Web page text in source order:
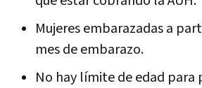
Mujeres embarazadas a
mes de embarazo.
No hay límite de edad para